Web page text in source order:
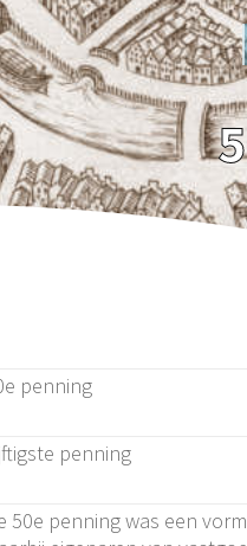
penning
penning
50e penning was een